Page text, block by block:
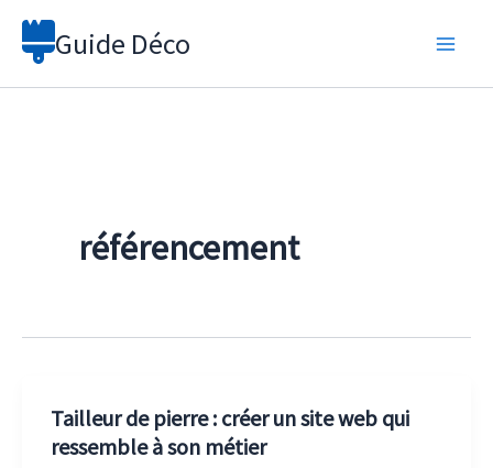
Aller
Guide Déco
référencement
Tailleur de pierre : créer un site web qui
ressemble à son métier